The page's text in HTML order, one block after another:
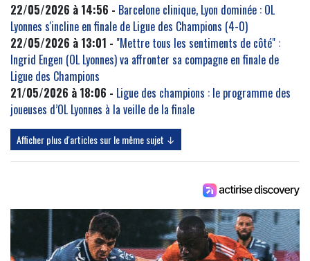
22/05/2026 à 14:56 - Barcelone clinique, Lyon dominée : OL
Lyonnes s'incline en finale de Ligue des Champions (4-0)
22/05/2026 à 13:01 - "Mettre tous les sentiments de côté" :
Ingrid Engen (OL Lyonnes) va affronter sa compagne en finale de
Ligue des Champions
21/05/2026 à 18:06 - Ligue des champions : le programme des
joueuses d’OL Lyonnes à la veille de la finale
Afficher plus d'articles sur le même sujet ↓